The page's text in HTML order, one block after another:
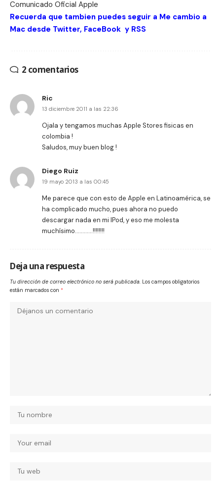
Comunicado Oficial Apple
Recuerda que tambien puedes seguir a Me cambio a
Mac desde Twitter, FaceBook y RSS
2 comentarios
Ric
13 diciembre 2011 a las 22:36
Ojala y tengamos muchas Apple Stores fisicas en
colombia !
Saludos, muy buen blog !
Diego Ruiz
19 mayo 2013 a las 00:45
Me parece que con esto de Apple en Latinoamérica, se
ha complicado mucho, pues ahora no puedo
descargar nada en mi IPod, y eso me molesta
muchísimo…………!!!!!!!!
Deja una respuesta
Tu dirección de correo electrónico no será publicada. Los campos obligatorios
están marcados con *